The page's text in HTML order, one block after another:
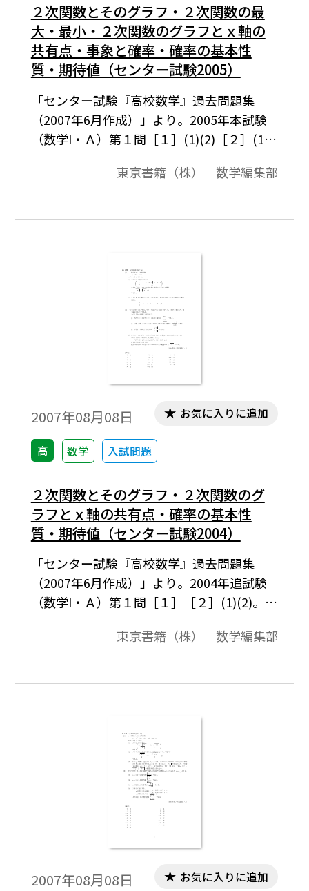
２次関数とそのグラフ・２次関数の最
大・最小・２次関数のグラフとｘ軸の
共有点・事象と確率・確率の基本性
質・期待値（センター試験2005）
「センター試験『高校数学』過去問題集
（2007年6月作成）」より。2005年本試験
（数学I・Ａ）第１問［１］(1)(2)［２］(1)
（2007－2012年度用）「数学A」（2008－
2000年から2007年までのセンター試験問題
のなかの１小問です。データは問題と解答を
記載。授業の後，まとめとしての演習問題
などでご利用いただけます。
東京書籍（株） 数学編集部
2007年08月08日
高 数学 入試問題
お気に入りに追加
２次関数とそのグラフ・２次関数のグ
ラフとｘ軸の共有点・確率の基本性
質・期待値（センター試験2004）
「センター試験『高校数学』過去問題集
（2007年6月作成）」より。2004年追試験
（数学I・Ａ）第１問［１］［２］(1)(2)。こ
2012年度用）「数学A」（2008－2013年度
ら2007年までのセンター試験問題の小問を
１小問です。データは問題と解答を記載。授
業の後，まとめとしての演習問題などでご
利用いただけます。
東京書籍（株） 数学編集部
2007年08月08日 お気に入りに追加